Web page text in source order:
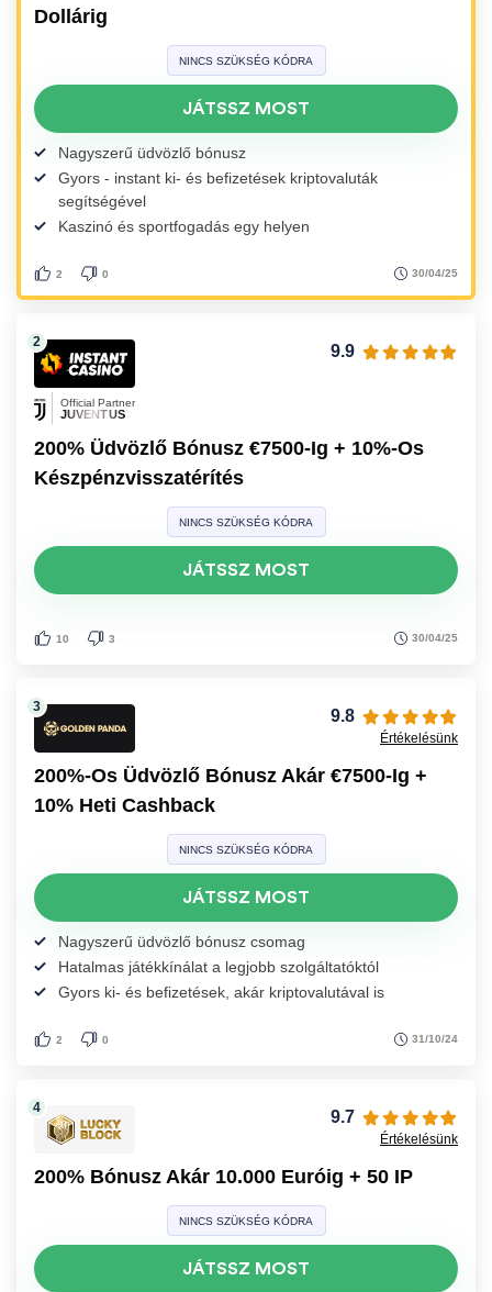
Dollárig
30/04/25
Nagyszerű üdvözlő bónusz
Gyors - instant ki- és befizetések kriptovaluták
segítségével
Kaszinó és sportfogadás egy helyen
NINCS SZÜKSÉG KÓDRA
JÁTSSZ MOST
2 0
200% Üdvözlő Bónusz €7500-Ig + 10%-Os
Készpénzvisszatérítés
Official Partner
JUVENTUS
30/04/25
9.9
NINCS SZÜKSÉG KÓDRA
JÁTSSZ MOST
10 3
200%-Os Üdvözlő Bónusz Akár €7500-Ig +
10% Heti Cashback
31/10/24
Nagyszerű üdvözlő bónusz csomag
Hatalmas játékkínálat a legjobb szolgáltatóktól
Gyors ki- és befizetések, akár kriptovalutával is
9.8
Értékelésünk
NINCS SZÜKSÉG KÓDRA
JÁTSSZ MOST
2 0
200% Bónusz Akár 10.000 Euróig + 50 IP
9.7
Értékelésünk
NINCS SZÜKSÉG KÓDRA
JÁTSSZ MOST